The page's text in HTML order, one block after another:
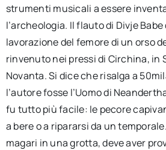
strumenti musicali a essere
l’archeologia. Il flauto di Divje
lavorazione del femore di un orso
rinvenuto nei pressi di Circhina, in
Novanta. Si dice che risalga a
l’autore fosse l’Uomo di
fu tutto più facile: le pecore
a bere o a ripararsi da un
magari in una grotta, deve aver